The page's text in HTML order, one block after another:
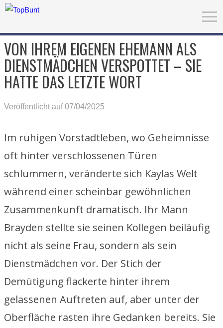
VON IHREM EIGENEN EHEMANN ALS
DIENSTMÄDCHEN VERSPOTTET – SIE
HATTE DAS LETZTE WORT
Veröffentlicht auf 07/04/2025
Im ruhigen Vorstadtleben, wo Geheimnisse
oft hinter verschlossenen Türen
schlummern, veränderte sich Kaylas Welt
während einer scheinbar gewöhnlichen
Zusammenkunft dramatisch. Ihr Mann
Brayden stellte sie seinen Kollegen beiläufig
nicht als seine Frau, sondern als sein
Dienstmädchen vor. Der Stich der
Demütigung flackerte hinter ihrem
gelassenen Auftreten auf, aber unter der
Oberfläche rasten ihre Gedanken bereits. Sie